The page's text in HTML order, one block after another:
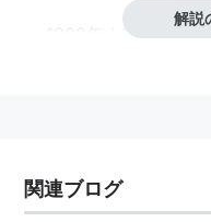
1982年｜アメリカ
製作総指揮：
解説
関連ブログ